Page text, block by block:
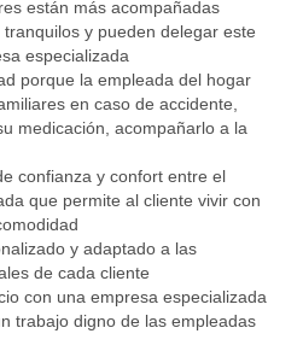
están más acompañadas
y pueden delegar este
especializada
porque la empleada del hogar
en caso de accidente,
medicación, acompañarlo a la
confianza y confort entre el
que permite al cliente vivir con
y adaptado a las
de cada cliente
con una empresa especializada
trabajo digno de las empleadas